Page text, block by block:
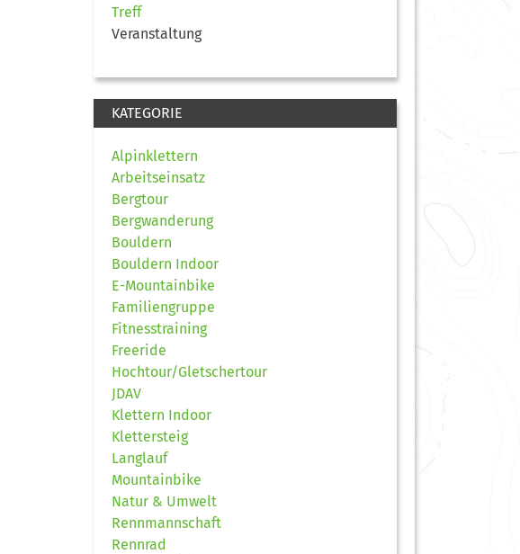
Treff
Veranstaltung
KATEGORIE
Alpinklettern
Arbeitseinsatz
Bergtour
Bergwanderung
Bouldern
Bouldern Indoor
E-Mountainbike
Familiengruppe
Fitnesstraining
Freeride
Hochtour/Gletschertour
JDAV
Klettern Indoor
Klettersteig
Langlauf
Mountainbike
Natur & Umwelt
Rennmannschaft
Rennrad